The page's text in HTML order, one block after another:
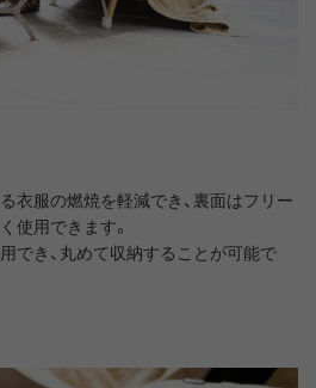
衣服の燃焼を軽減でき、裏面はフリー
使用できます。
でき、丸めて収納することが可能で